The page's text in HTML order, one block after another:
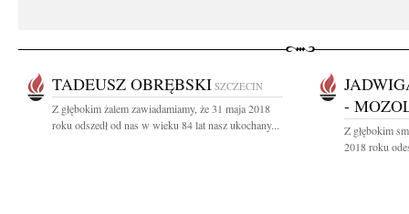
TADEUSZ OBRĘBSKI SZCZECIN
Z głębokim żalem zawiadamiamy, że 31 maja 2018
roku odszedł od nas w wieku 84 lat nasz ukochany...
-
Z głębokim
2018 roku